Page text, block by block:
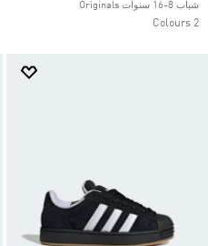
شباب 8-16 سنوات Originals
2 Colours